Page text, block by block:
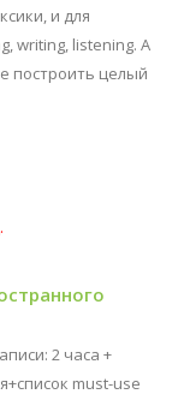
и для
writing, listening. А
построить целый
2 часа +
must-use